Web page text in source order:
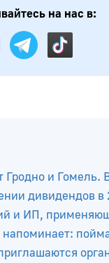
в:
и Гомель.
дивидендов в